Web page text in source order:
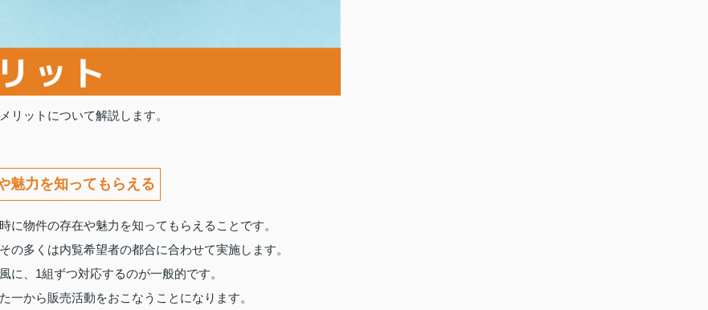
リットについて解説します。
魅力を知ってもらえる
に物件の存在や魅力を知ってもらえることです。
多くは内覧希望者の都合に合わせて実施します。
に、1組ずつ対応するのが一般的です。
一から販売活動をおこなうことになります。